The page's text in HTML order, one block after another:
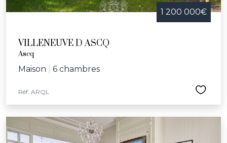
1 200 000€
VILLENEUVE D ASCQ
Ascq
Maison 6 chambres
Réf. ARQL